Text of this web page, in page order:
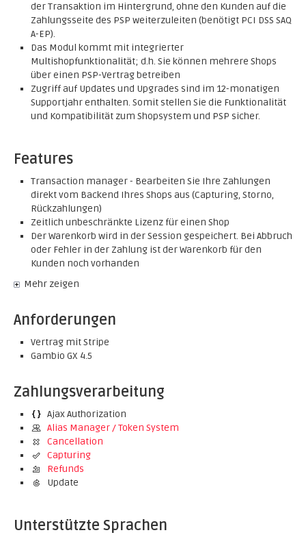
der Transaktion im Hintergrund, ohne den Kunden auf die
Zahlungsseite des PSP weiterzuleiten (benötigt PCI DSS SAQ
A-EP).
Das Modul kommt mit integrierter
Multishopfunktionalität; d.h. Sie können mehrere Shops
über einen PSP-Vertrag betreiben
Zugriff auf Updates und Upgrades sind im 12-monatigen
Supportjahr enthalten. Somit stellen Sie die Funktionalität
und Kompatibilität zum Shopsystem und PSP sicher.
Features
Transaction manager - Bearbeiten Sie Ihre Zahlungen
direkt vom Backend Ihres Shops aus (Capturing, Storno,
Rückzahlungen)
Zeitlich unbeschränkte Lizenz für einen Shop
Der Warenkorb wird in der Session gespeichert. Bei Abbruch
oder Fehler in der Zahlung ist der Warenkorb für den
Kunden noch vorhanden
Mehr zeigen
Anforderungen
Vertrag mit Stripe
Gambio GX 4.5
Zahlungsverarbeitung
Ajax Authorization
Alias Manager / Token System
Cancellation
Capturing
Refunds
Update
Unterstützte Sprachen